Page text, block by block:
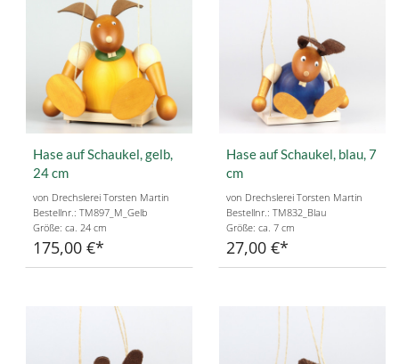
Hase auf Schaukel, gelb,
24 cm
von Drechslerei Torsten Martin
Bestellnr.: TM897_M_Gelb
Größe: ca. 24 cm
175,00 €
Hase auf Schaukel, blau, 7
cm
von Drechslerei Torsten Martin
Bestellnr.: TM832_Blau
Größe: ca. 7 cm
27,00 €